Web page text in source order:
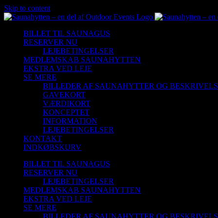
Skip to content
BILLET TIL SAUNAGUS
RESERVER NU
LEJEBETINGELSER
MEDLEMSKAB SAUNAHYTTEN
EKSTRA VED LEJE
SE MERE
BILLEDER AF SAUNAHYTTER OG
GAVEKORT
VÆRDIKORT
KONCEPTET
INFORMATION
LEJEBETINGELSER
KONTAKT
INDKØBSKURV
BILLET TIL SAUNAGUS
RESERVER NU
LEJEBETINGELSER
MEDLEMSKAB SAUNAHYTTEN
EKSTRA VED LEJE
SE MERE
BILLEDER AF SAUNAHYTTER OG